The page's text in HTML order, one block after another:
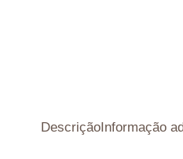
Descrição Informação